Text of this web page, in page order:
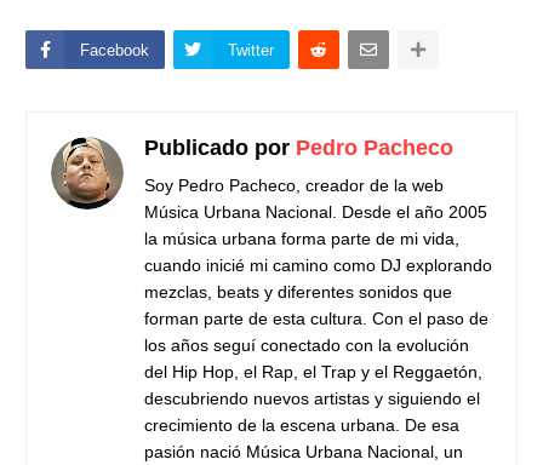
Facebook Twitter
Publicado por Pedro Pacheco
Soy Pedro Pacheco, creador de la web
Música Urbana Nacional. Desde el año 2005
la música urbana forma parte de mi vida,
cuando inicié mi camino como DJ explorando
mezclas, beats y diferentes sonidos que
forman parte de esta cultura. Con el paso de
los años seguí conectado con la evolución
del Hip Hop, el Rap, el Trap y el Reggaetón,
descubriendo nuevos artistas y siguiendo el
crecimiento de la escena urbana. De esa
pasión nació Música Urbana Nacional, un